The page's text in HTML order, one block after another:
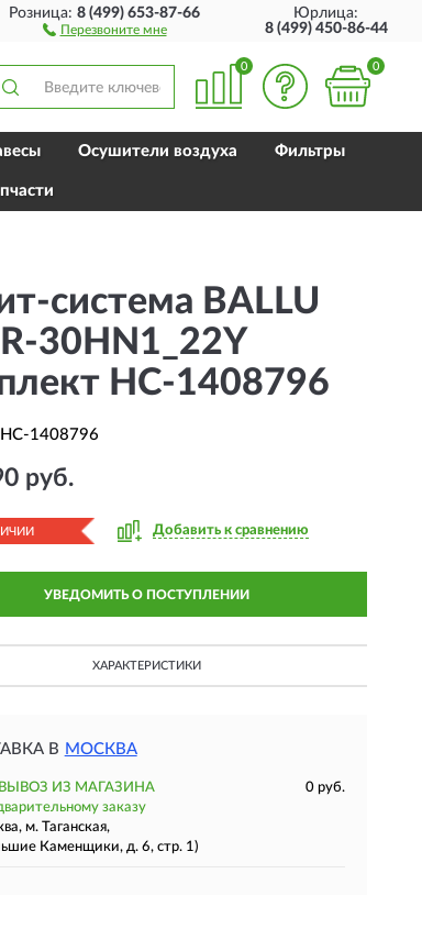
ПОЛНЫЙ
Розница:8 (499) 653-87-66
Перезвоните мне
Юрлица:
8 (499) 450-86-44
0 0
Осушители воздуха Фильтры
система BALLU
30HN1_22Y
HC-1408796
HC-1408796
руб.
Добавить к сравнению
УВЕДОМИТЬ О ПОСТУПЛЕНИИ
ХАРАКТЕРИСТИКИ
В МОСКВА
ИЗ МАГАЗИНА
0 руб.
заказу
м. Таганская,
Каменщики, д. 6, стр. 1)